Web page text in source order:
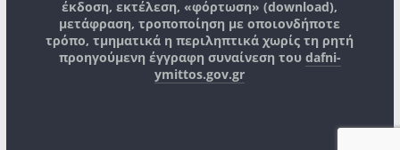
έκδοση, εκτέλεση, «φόρτωση» (download),
μετάφραση, τροποποίηση με οποιονδήποτε
τρόπο, τμηματικά η περιληπτικά χωρίς τη ρητή
προηγούμενη έγγραφη συναίνεση του dafni-
ymittos.gov.gr